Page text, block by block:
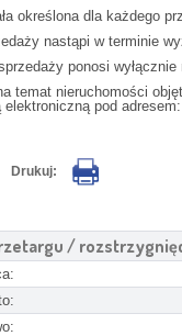
określona dla każdego
nastąpi w terminie
ponosi wyłącznie
temat nieruchomości
pod adresem:
Drukuj:
/